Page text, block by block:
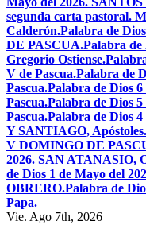
segunda carta pastoral.
Calderón.Palabra de
DE PASCUA.Palabra de
Gregorio Ostiense.
V de Pascua.Palabra de
Pascua.Palabra de Dios
Pascua.Palabra de Dios
Pascua.Palabra de Dios
Y SANTIAGO, Apóstoles.
V DOMINGO DE
2026. SAN ATANASIO,
de Dios 1 de Mayo del
OBRERO.Palabra de
Papa.
Vie. Ago 7th, 2026